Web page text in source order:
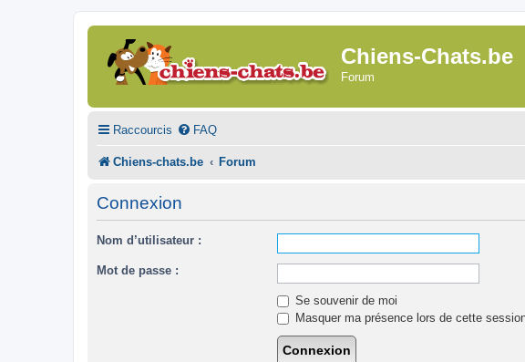
Chiens-Chats.be
Forum
Raccourcis FAQ
Chiens-chats.be Forum
Connexion
Nom d’utilisateur :
Mot de passe :
Se souvenir de moi
Masquer ma présence lors de cette